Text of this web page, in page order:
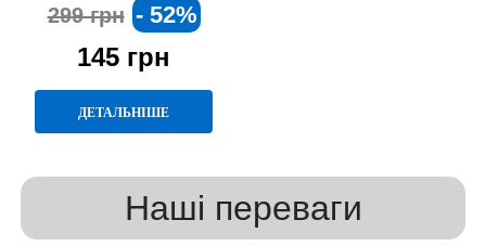
299 грн - 52%
145 грн
ДЕТАЛЬНІШЕ
Наші переваги